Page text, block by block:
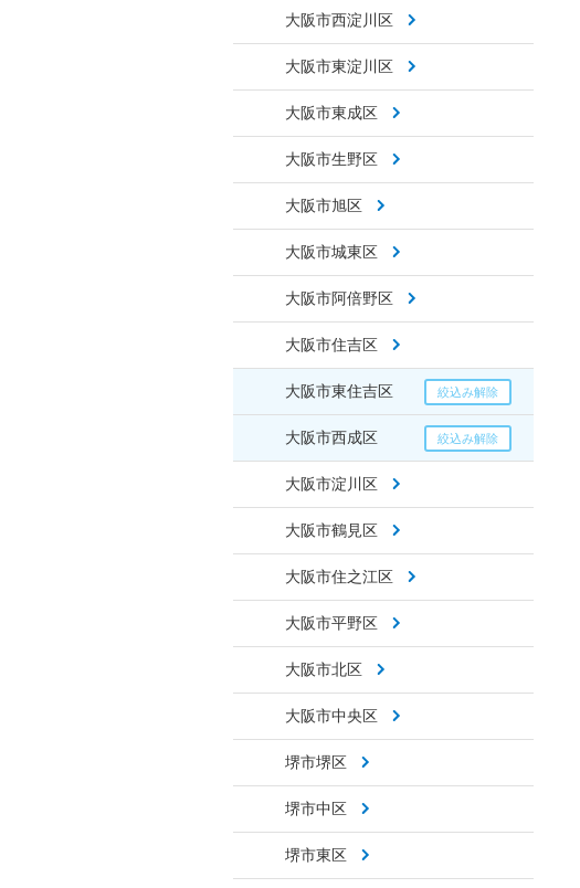
大阪市西淀川区
大阪市東淀川区
大阪市東成区
大阪市生野区
大阪市旭区
大阪市城東区
大阪市阿倍野区
大阪市住吉区
大阪市東住吉区
大阪市西成区
大阪市淀川区
大阪市鶴見区
大阪市住之江区
大阪市平野区
大阪市北区
大阪市中央区
堺市堺区
堺市中区
堺市東区